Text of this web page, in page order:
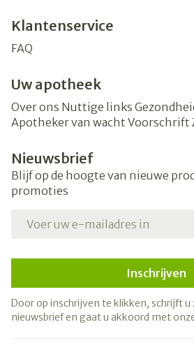
Klantenservice
FAQ
Uw apotheek
Over ons Nuttige links
Apotheker van wacht Voorschrift
Nieuwsbrief
Blijf op de hoogte van nieuwe
promoties
Inschrijven
Door op inschrijven te klikken, schrijft u
nieuwsbrief en gaat u akkoord met